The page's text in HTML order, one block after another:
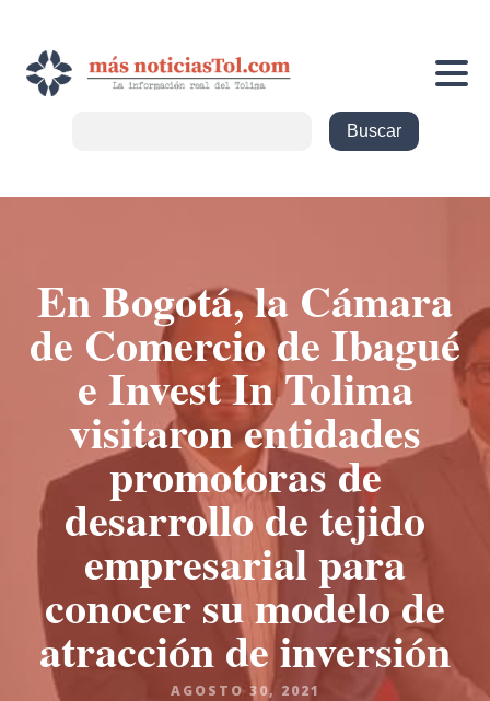
En Bogotá, la Cámara
de Comercio de Ibagué
e Invest In Tolima
visitaron entidades
promotoras de
desarrollo de tejido
empresarial para
conocer su modelo de
atracción de inversión
AGOSTO 30, 2021